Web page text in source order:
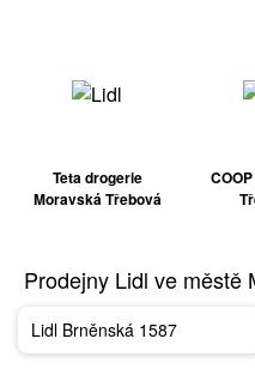
Teta drogerie
Moravská Třebová
Prodejny Lidl ve městě
Lidl Brněnská 1587